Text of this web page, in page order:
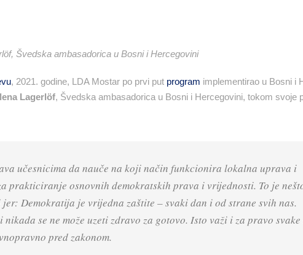
Švedska ambasadorica u Bosni i Hercegovini
, 2021. godine, LDA Mostar po prvi put program implementirao u Bosni i
Lagerlöf, Švedska ambasadorica u Bosni i Hercegovini, tokom svoje
učesnicima da nauče na koji način funkcionira lokalna uprava i
prakticiranje osnovnih demokratskih prava i vrijednosti. To je
Demokratija je vrijedna zaštite – svaki dan i od strane svih nas.
se ne može uzeti zdravo za gotovo. Isto važi i za pravo svake
pred zakonom.